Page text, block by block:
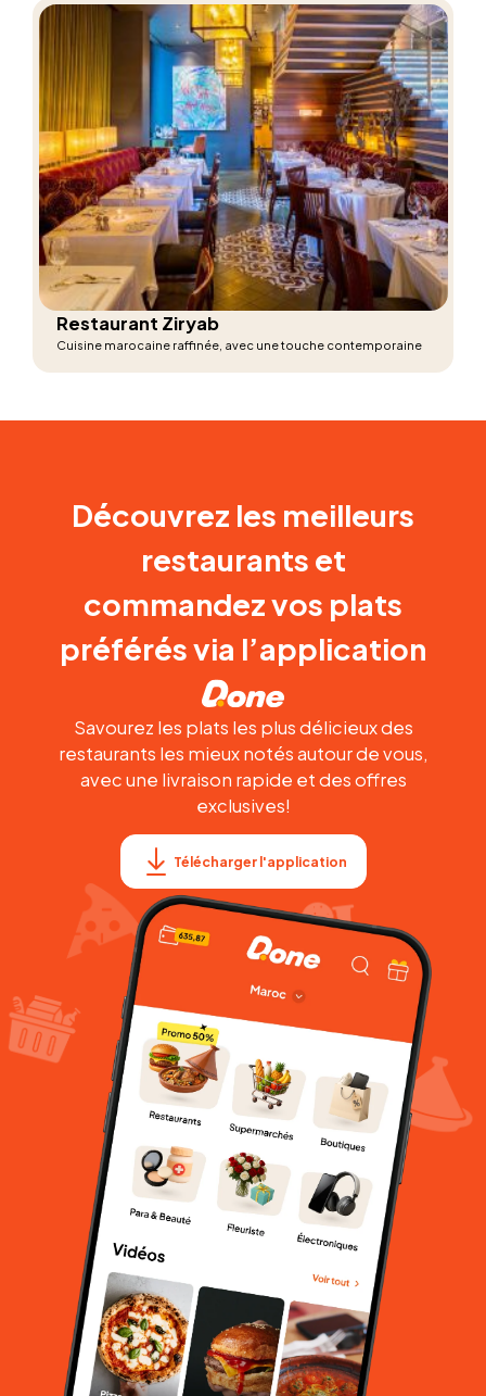
Restaurant Ziryab
Cuisine marocaine raffinée, avec une touche contemporaine
Découvrez les meilleurs
restaurants et
commandez vos plats
préférés via l’application
Savourez les plats les plus délicieux des
restaurants les mieux notés autour de vous,
avec une livraison rapide et des offres
exclusives!
Télécharger l'application